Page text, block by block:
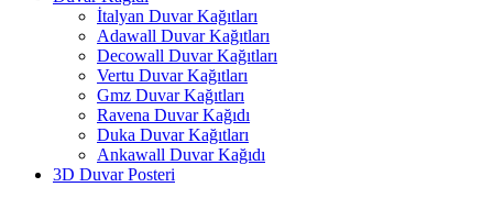
İtalyan Duvar Kağıtları
Adawall Duvar Kağıtları
Decowall Duvar Kağıtları
Vertu Duvar Kağıtları
Gmz Duvar Kağıtları
Ravena Duvar Kağıdı
Duka Duvar Kağıtları
Ankawall Duvar Kağıdı
3D Duvar Posteri